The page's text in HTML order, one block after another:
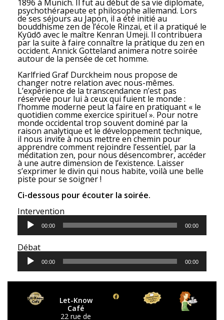
1896 à Munich. Il fut au début de sa vie diplomate,
psychothérapeute et philosophe allemand. Lors
de ses séjours au Japon, il a été initié au
bouddhisme zen de l’école Rinzai, et il a pratiqué le
Kyūdō avec le maître Kenran Umeji. Il contribuera
par la suite à faire connaître la pratique du zen en
occident. Annick Gotteland animera notre soirée
autour de la pensée de cet homme.
Karlfried Graf Durckheim nous propose de
changer notre relation avec nous-mêmes.
L’expérience de la transcendance n’est pas
réservée pour lui à ceux qui fuient le monde :
l’homme moderne peut la faire en pratiquant « le
quotidien comme exercice spirituel ». Pour notre
monde occidental trop souvent dominé par la
raison analytique et le développement technique,
il nous invite à nous mettre en chemin pour
apprendre comment rejoindre l’essentiel, par la
méditation zen, pour nous désencombrer, accéder
à une autre dimension de l’existence. Laisser
s’exprimer le divin qui nous habite, voilà une belle
piste pour se soigner !
Ci-dessous pour écouter la soirée.
Intervention
L
c
t
e
a
u
00:00 00:00
Débat
L
c
t
00:00 00:00
Let-Know
Café
22 rue de